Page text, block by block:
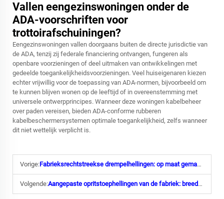
Vallen eengezinswoningen onder de
ADA-voorschriften voor
trottoirafschuiningen?
Eengezinswoningen vallen doorgaans buiten de directe jurisdictie van
de ADA, tenzij zij federale financiering ontvangen, fungeren als
openbare voorzieningen of deel uitmaken van ontwikkelingen met
gedeelde toegankelijkheidsvoorzieningen. Veel huiseigenaren kiezen
echter vrijwillig voor de toepassing van ADA-normen, bijvoorbeeld om
te kunnen blijven wonen op de leeftijd of in overeenstemming met
universele ontwerpprincipes. Wanneer deze woningen kabelbeheer
over paden vereisen, bieden ADA-conforme rubberen
kabelbeschermersystemen optimale toegankelijkheid, zelfs wanneer
dit niet wettelijk verplicht is.
Vorige:Fabrieksrechtstreekse drempelhellingen: op maat gemaakte hoogte, breedte en oppervlaktestructuur voor groothandel
Volgende:Aangepaste opritstoephellingen van de fabriek: breedte, laadcapaciteit en merkopties